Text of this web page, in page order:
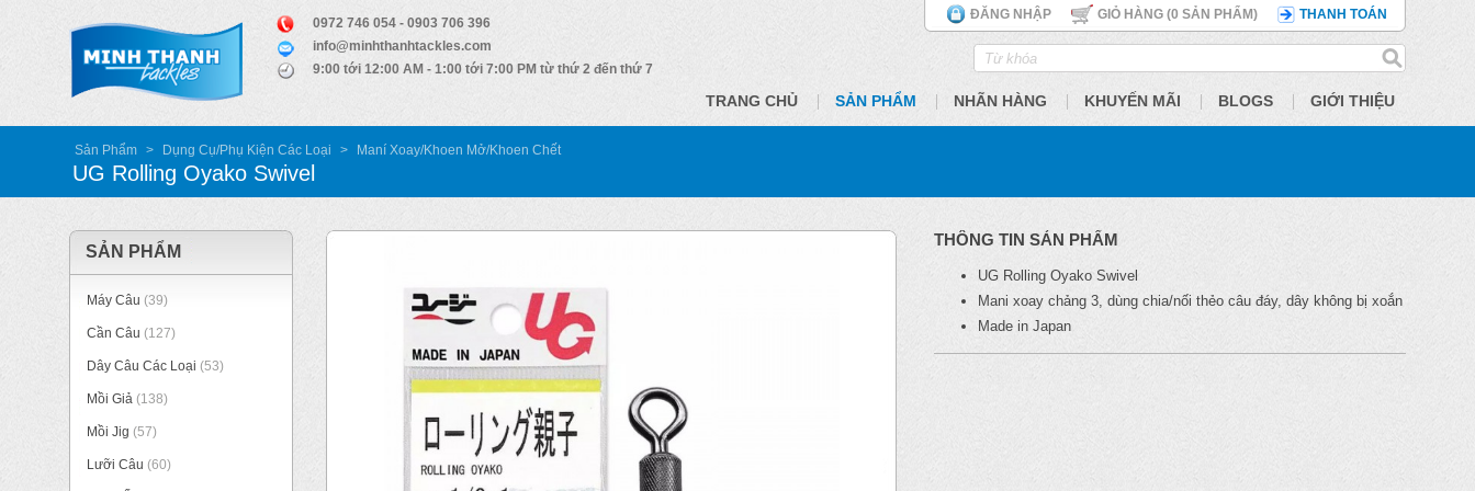
ĐĂNG NHẬP GIỎ HÀNG (0 SẢN PHẨM) THANH TOÁN
0972 746 054 - 0903 706 396
info@minhthanhtackles.com
9:00 tới 12:00 AM - 1:00 tới 7:00 PM từ thứ 2 đến thứ 7
TRANG CHỦ SẢN PHẨM NHÃN HÀNG KHUYẾN MÃI BLOGS GIỚI THIỆU
Sản Phẩm > Dụng Cụ/Phụ Kiện Các Loại > Maní Xoay/Khoen Mở/Khoen Chết
UG Rolling Oyako Swivel
SẢN PHẨM
Máy Câu (39)
Cần Câu (127)
Dây Câu Các Loại (53)
Mồi Giả (138)
Mồi Jig (57)
Lưỡi Câu (60)
THÔNG TIN SẢN PHẨM
UG Rolling Oyako Swivel
Mani xoay chảng 3, dùng chia/nối thẻo câu đáy, dây không bị xoắn
Made in Japan